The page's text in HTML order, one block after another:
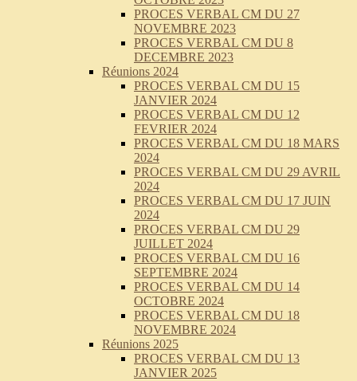
PROCES VERBAL CM DU 27
NOVEMBRE 2023
PROCES VERBAL CM DU 8
DECEMBRE 2023
Réunions 2024
PROCES VERBAL CM DU 15
JANVIER 2024
PROCES VERBAL CM DU 12
FEVRIER 2024
PROCES VERBAL CM DU 18 MARS
2024
PROCES VERBAL CM DU 29 AVRIL
2024
PROCES VERBAL CM DU 17 JUIN
2024
PROCES VERBAL CM DU 29
JUILLET 2024
PROCES VERBAL CM DU 16
SEPTEMBRE 2024
PROCES VERBAL CM DU 14
OCTOBRE 2024
PROCES VERBAL CM DU 18
NOVEMBRE 2024
Réunions 2025
PROCES VERBAL CM DU 13
JANVIER 2025